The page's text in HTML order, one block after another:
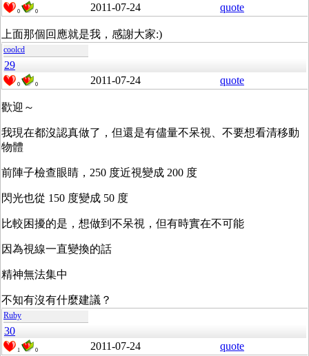
0 0 2011-07-24 quote
上面那個回應就是我，感謝大家:)
coolcd
29
0 0 2011-07-24 quote
歡迎～
我現在都沒認真做了，但還是有儘量不呆視、不要想看清移動
物體
前陣子檢查眼睛，250 度近視變成 200 度
閃光也從 150 度變成 50 度
比較困擾的是，想做到不呆視，但有時實在不可能
因為視線一直變換的話
精神無法集中
不知有沒有什麼建議？
Ruby
30
1 0 2011-07-24 quote